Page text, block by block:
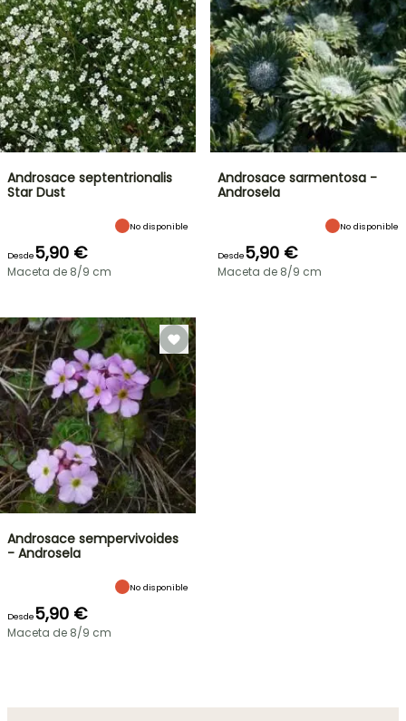
Androsace septentrionalis
Star Dust
No disponible
Desde5,90 €
Maceta de 8/9 cm
Androsace sarmentosa -
Androsela
No disponible
Desde5,90 €
Maceta de 8/9 cm
Androsace sempervivoides
- Androsela
No disponible
Desde5,90 €
Maceta de 8/9 cm